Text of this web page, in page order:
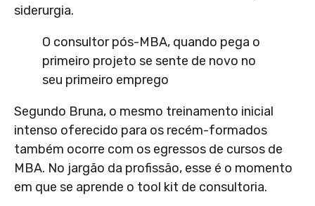
siderurgia.
O consultor pós-MBA, quando pega o
primeiro projeto se sente de novo no
seu primeiro emprego
Segundo Bruna, o mesmo treinamento inicial
intenso oferecido para os recém-formados
também ocorre com os egressos de cursos de
MBA. No jargão da profissão, esse é o momento
em que se aprende o tool kit de consultoria.